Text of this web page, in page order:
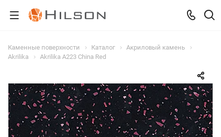
Каменные поверхности Каталог
Акриловый камень
Akrilika
Akrilika A223 China Red